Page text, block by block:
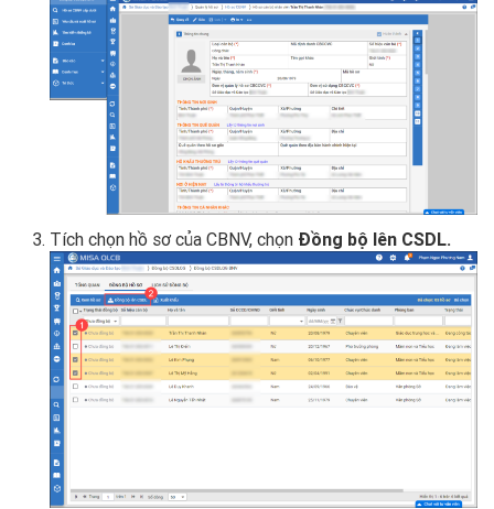
Tích chọn hồ sơ của CBNV, chọn Đồng bộ lên CSDL.